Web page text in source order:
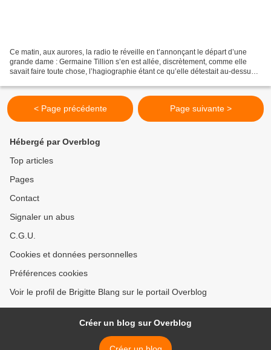
Ce matin, aux aurores, la radio te réveille en t’annonçant le départ d’une
grande dame : Germaine Tillion s’en est allée, discrètement, comme elle
savait faire toute chose, l’hagiographie étant ce qu’elle détestait au-dessus
< Page précédente Page suivante >
Hébergé par Overblog
Top articles
Pages
Contact
Signaler un abus
C.G.U.
Cookies et données personnelles
Préférences cookies
Voir le profil de Brigitte Blang sur le portail Overblog
Créer un blog sur Overblog